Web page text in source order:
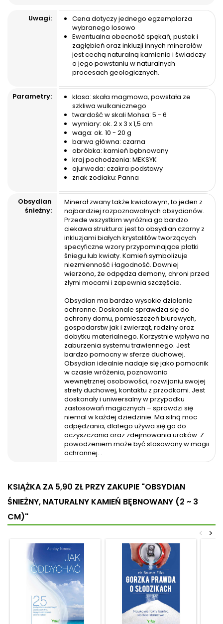
Uwagi:
Cena dotyczy jednego egzemplarza
wybranego losowo
Ewentualna obecność spękań, pustek i
zagłębień oraz inkluzji innych minerałów
jest cechą naturalną kamienia i świadczy
o jego powstaniu w naturalnych
procesach geologicznych.
Parametry:
klasa: skała magmowa, powstała ze
szkliwa wulkanicznego
twardość w skali Mohsa: 5 - 6
wymiary: ok. 2 x 3 x 1,5 cm
waga: ok. 10 - 20 g
barwa główna: czarna
obróbka: kamień bębnowany
kraj pochodzenia: MEKSYK
ajurweda: czakra podstawy
znak zodiaku: Panna
Obsydian
śnieżny:
Minerał zwany także kwiatowym, to jeden z
najbardziej rozpoznawalnych obsydianów.
Przede wszystkim wyróżnia go bardzo
ciekawa struktura: jest to obsydian czarny z
inkluzjami białych krystalitów tworzących
specyficzne wzory przypominające płatki
śniegu lub kwiaty. Kamień symbolizuje
niezmienność i łagodność. Dawniej
wierzono, że odpędza demony, chroni przed
złymi mocami i zapewnia szczęście.
Obsydian ma bardzo wysokie działanie
ochronne. Doskonale sprawdza się do
ochrony domu, pomieszczeń biurowych,
gospodarstw jak i zwierząt, rodziny oraz
dobytku materialnego. Korzystnie wpływa na
zaburzenia systemu trawiennego. Jest
bardzo pomocny w sferze duchowej.
Obsydian idealnie nadaje się jako pomocnik
w czasie wróżenia, poznawania
wewnętrznej osobowości, rozwijaniu swojej
strefy duchowej, kontaktu z przodkami. Jest
doskonały i uniwersalny w przypadku
zastosowań magicznych – sprawdzi się
niemal w każdej dziedzinie. Ma silną moc
odpędzania, dlatego używa się go do
oczyszczania oraz zdejmowania uroków. Z
powodzeniem może być stosowany w magii
ochronnej. .
KSIĄŻKA ZA 5,90 ZŁPRZY ZAKUPIE "OBSYDIAN
ŚNIEŻNY, NATURALNY KAMIEŃ BĘBNOWANY (2 ~ 3
CM)"
>
<